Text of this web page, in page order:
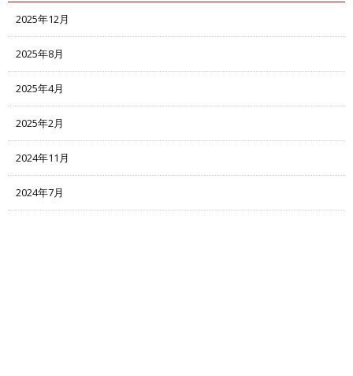
2025年12月
2025年8月
2025年4月
2025年2月
2024年11月
2024年7月